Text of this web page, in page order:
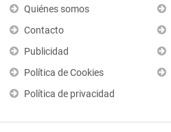
Quiénes somos
Contacto
Publicidad
Política de Cookies
Política de privacidad